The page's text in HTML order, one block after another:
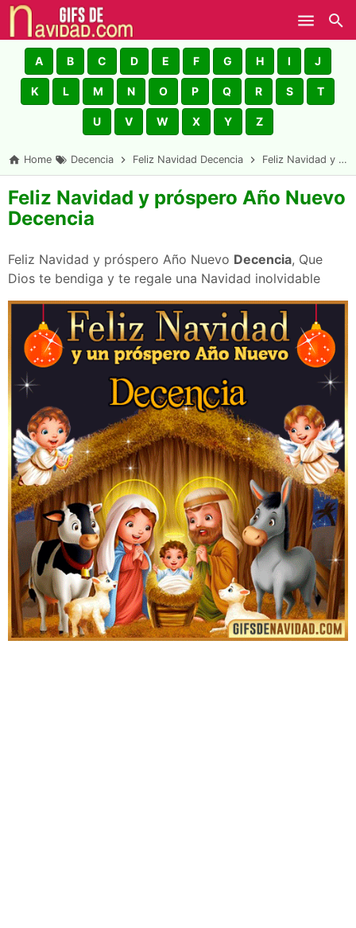
Skip to main content
A B C D E F G H I J
K L M N O P Q R S T
U V W X Y Z
Home Decencia Feliz Navidad Decencia Feliz Navidad y próspero Año Nuevo Decencia
Feliz Navidad y próspero Año Nuevo
Decencia
Feliz Navidad y próspero Año Nuevo Decencia, Que
Dios te bendiga y te regale una Navidad inolvidable